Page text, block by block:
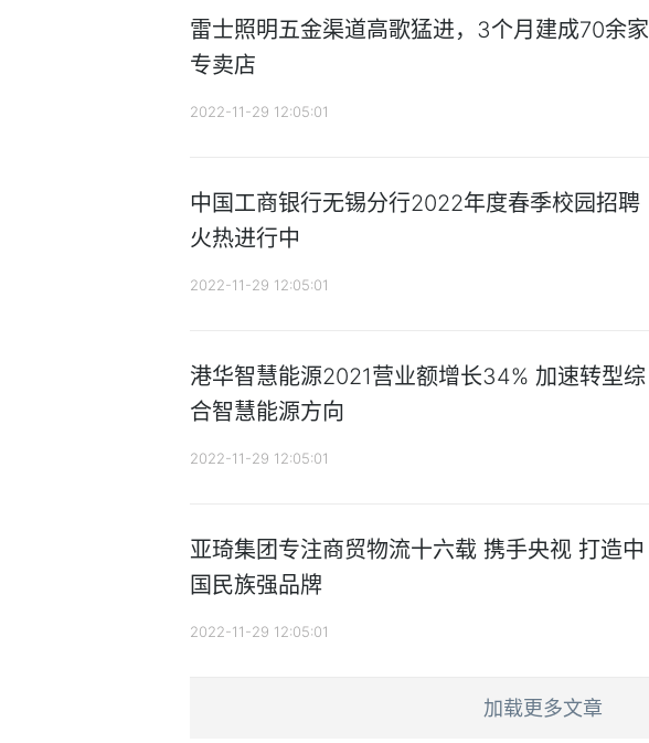
雷士照明五金渠道高歌猛进，3个月建成70余家
专卖店
2022-11-29 12:05:01
中国工商银行无锡分行2022年度春季校园招聘
火热进行中
2022-11-29 12:05:01
港华智慧能源2021营业额增长34% 加速转型综
合智慧能源方向
2022-11-29 12:05:01
亚琦集团专注商贸物流十六载 携手央视 打造中
国民族强品牌
2022-11-29 12:05:01
加载更多文章